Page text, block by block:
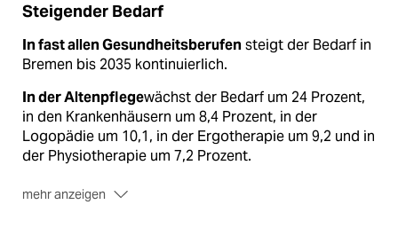
Steigender Bedarf
In fast allen Gesundheitsberufensteigt der Bedarf in
Bremen bis 2035 kontinuierlich.
In der Altenpflegewächst der Bedarf um 24 Prozent,
in den Krankenhäusern um 8,4 Prozent, in der
Logopädie um 10,1, in der Ergotherapie um 9,2 und in
der Physiotherapie um 7,2 Prozent.
mehr anzeigen